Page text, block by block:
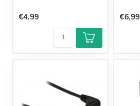
€4,99 €6,99